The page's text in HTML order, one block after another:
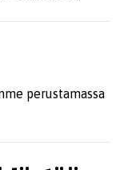
perustamassa